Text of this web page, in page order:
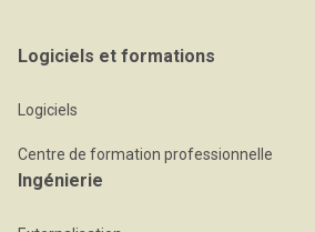
Logiciels et formations
Logiciels
Centre de formation professionnelle
Ingénierie